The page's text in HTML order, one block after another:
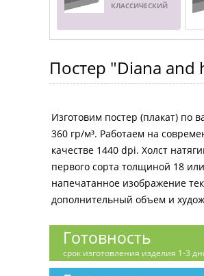
КЛАССИЧЕСКИЙ
Постер "Diana and
Изготовим постер (плакат) по
360 гр/м³. Работаем на
качестве 1440 dpi. Холст
первого сорта толщиной 18
напечатанное изображение
дополнительный объем и
Готовность
срок изготовления изделия 1-3